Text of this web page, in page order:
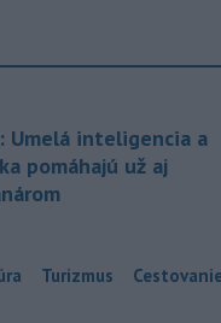
Umelá inteligencia a
pomáhajú už aj
Turizmus